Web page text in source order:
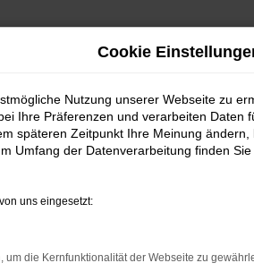
Cookie
Nutzung unserer Webseite zu
Ihre Präferenzen und verarbeiten Daten
späteren Zeitpunkt Ihre Meinung
Umfang der Datenverarbeitung finden Sie
uns eingesetzt:
um die Kernfunktionalität der Webseite zu